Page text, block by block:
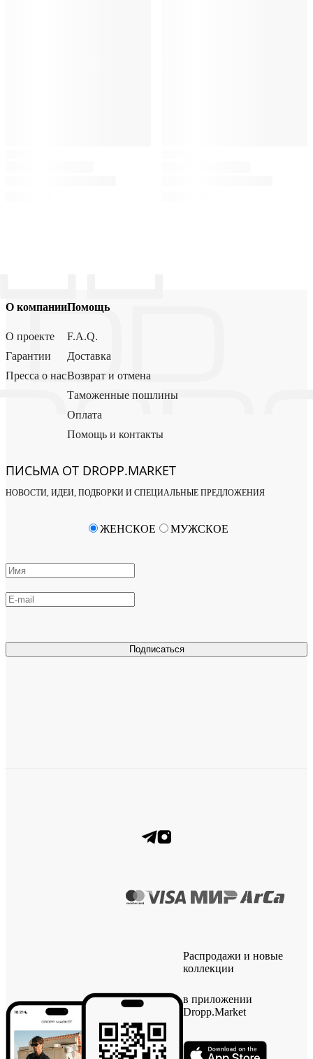
О компании
О проекте
Гарантии
Пресса о нас
Помощь
F.A.Q.
Доставка
Возврат и отмена
Таможенные пошлины
Оплата
Помощь и контакты
ПИСЬМА ОТ DROPP.MARKET
НОВОСТИ, ИДЕИ, ПОДБОРКИ И СПЕЦИАЛЬНЫЕ ПРЕДЛОЖЕНИЯ
Подписаться
ЖЕНСКОЕ МУЖСКОЕ
Распродажи и новые
коллекции
в приложении
Dropp.Market